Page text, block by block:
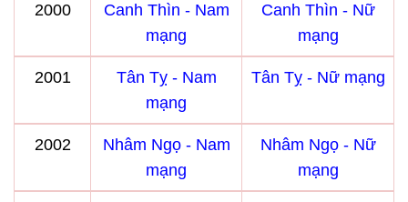
2000
Canh Thìn - Nam
mạng
Canh Thìn - Nữ
mạng
2001
Tân Tỵ - Nam
mạng
Tân Tỵ - Nữ mạng
2002
Nhâm Ngọ - Nam
mạng
Nhâm Ngọ - Nữ
mạng